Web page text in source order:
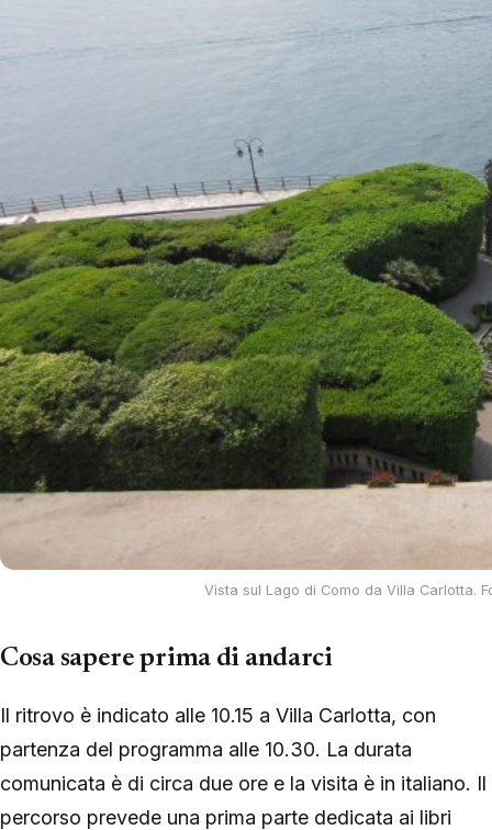
Vista sul Lago di Como da Villa Carlotta.
Cosa sapere prima di andarci
Il ritrovo è indicato alle 10.15 a Villa Carlotta, con
partenza del programma alle 10.30. La durata
comunicata è di circa due ore e la visita è in italiano. Il
percorso prevede una prima parte dedicata ai libri